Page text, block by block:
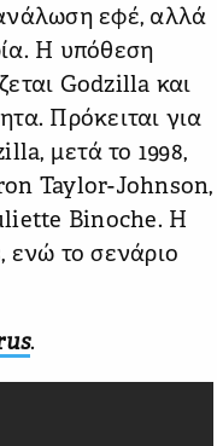
εφέ, αλλά
Η υπόθεση
Godzilla και
Πρόκειται για
μετά το 1998,
Taylor-Johnson,
Binoche. Η
ενώ το σενάριο
.